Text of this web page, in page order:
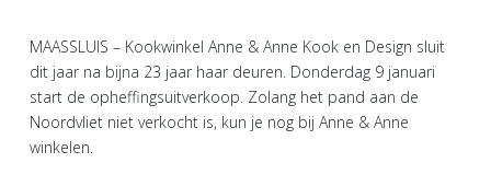
MAASSLUIS – Kookwinkel Anne & Anne Kook en Design sluit
dit jaar na bijna 23 jaar haar deuren. Donderdag 9 januari
start de opheffingsuitverkoop. Zolang het pand aan de
Noordvliet niet verkocht is, kun je nog bij Anne & Anne
winkelen.